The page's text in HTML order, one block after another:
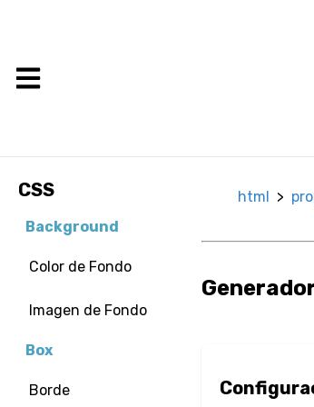
CSS
Background
Color de Fondo
Imagen de Fondo
Box
Borde
html >